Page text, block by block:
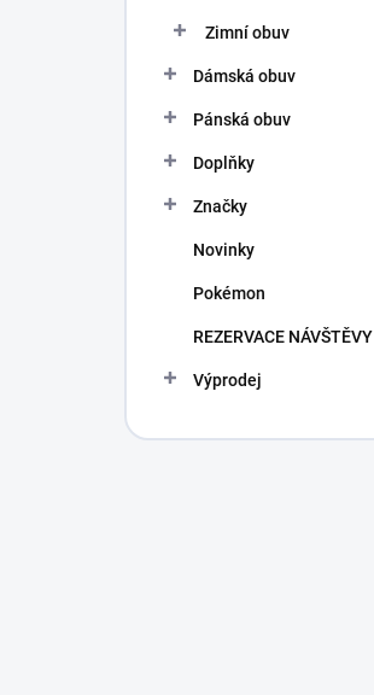
Zimní obuv
Dámská obuv
Pánská obuv
Doplňky
Značky
Novinky
Pokémon
REZERVACE NÁVŠTĚVY
Výprodej